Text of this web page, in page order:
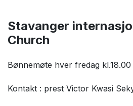
Stavanger
Church
Bønnemøte hver fredag kl.18.00
Kontakt : prest Victor Kwasi